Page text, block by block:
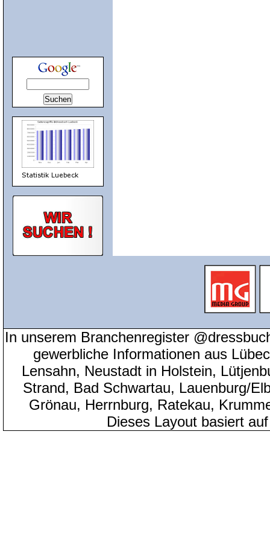
In unserem Branchenregister
gewerbliche Informationen aus
Lensahn, Neustadt in Holstein,
Strand, Bad Schwartau, Lauenburg/
Grönau, Herrnburg, Ratekau,
Dieses Layout basiert